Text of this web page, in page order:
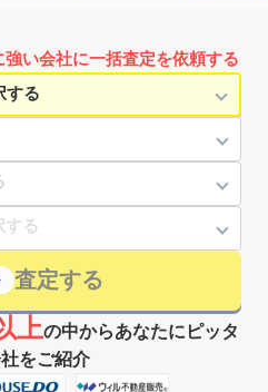
い会社に一括査定を依頼する
査定する
上の中からあなたにピッタ
をご紹介